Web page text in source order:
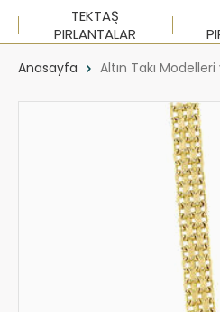
TEKTAŞ
PIRLANTALAR
Anasayfa Altın Takı